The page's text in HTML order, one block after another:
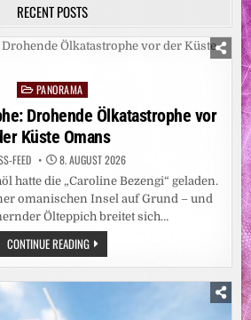
RECENT POSTS
Posted
in
PANORAMA
Drohende Ölkatastrophe vor
Küste Omans
FEED 8. AUGUST 2026
hatte die „Caroline Bezengi“ geladen.
omanischen Insel auf Grund – und
Ölteppich breitet sich…
CONTINUE READINGUMWELTKATASTROPHE:
DROHENDE
ÖLKATASTROPHE